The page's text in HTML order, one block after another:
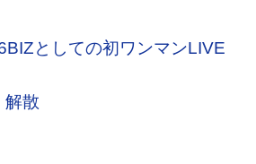
としての初ワンマンLIVE
解散